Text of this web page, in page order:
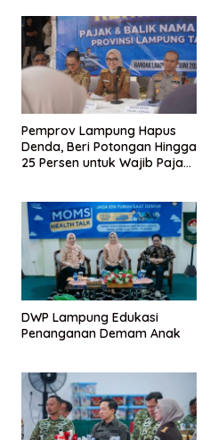
Pemprov Lampung Hapus
Denda, Beri Potongan Hingga
25 Persen untuk Wajib Pajak
DWP Lampung Edukasi
Penanganan Demam Anak